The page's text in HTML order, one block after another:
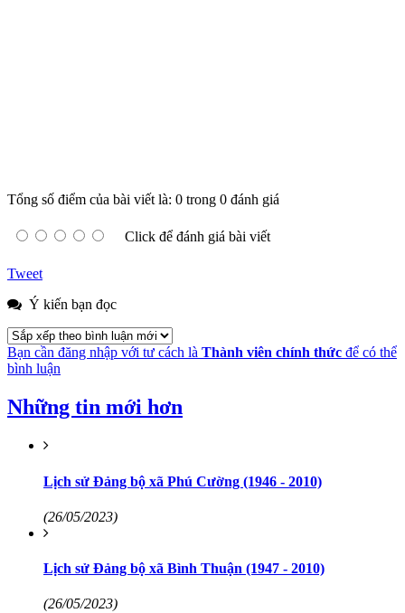
Tổng số điểm của bài viết là: 0 trong 0 đánh giá
Click để đánh giá bài viết
Tweet
Ý kiến bạn đọc
Bạn cần đăng nhập với tư cách là Thành viên chính thức để có thể
bình luận
Những tin mới hơn
Lịch sử Đảng bộ xã Phú Cường (1946 - 2010)
(26/05/2023)
Lịch sử Đảng bộ xã Bình Thuận (1947 - 2010)
(26/05/2023)